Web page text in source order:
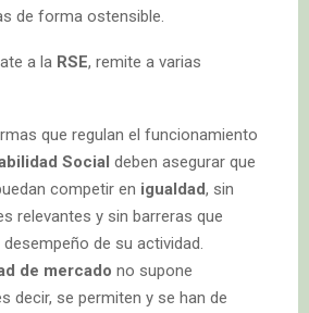
de forma ostensible.
a la RSE, remite a varias
que regulan el funcionamiento
Social deben asegurar que
competir en igualdad, sin
relevantes y sin barreras que
de su actividad.
de mercado no supone
decir, se permiten y se han de